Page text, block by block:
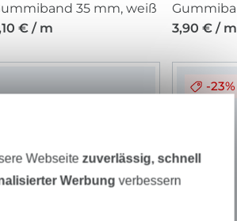
35 mm, weiß
€ / m
3,90 € / m
-23%
Webseitezuverlässig, schnell
Werbung verbessern